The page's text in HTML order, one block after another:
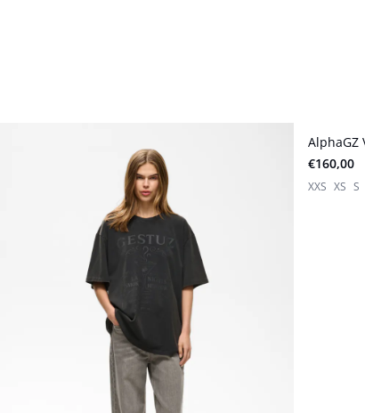
AlphaGZ
€160,00
XXS XS S